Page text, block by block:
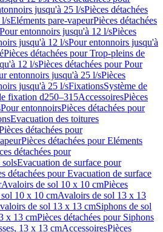
jusqu'à 25 l/sPièces détachées
sEléments pare-vapeurPièces détachées
Pour entonnoirs jusqu'à 12 l/sPièces
jusqu'à 12 l/sPour entonnoirs jusqu'à
Pièces détachées pour Trop-pleins de
12 l/sPièces détachées pour Pour
entonnoirs jusqu'à 25 l/sPièces
jusqu'à 25 l/sFixationsSystème de
fixation d250–315AccessoiresPièces
Pour entonnoirsPièces détachées pour
Evacuation des toitures
détachées pour
Pièces détachées pour Eléments
détachées pour
solsEvacuation de surface pour
détachées pour Evacuation de surface
Avaloirs de sol 10 x 10 cmPièces
10 x 10 cmAvaloirs de sol 13 x 13
de sol 13 x 13 cmSiphons de sol
x 13 cmPièces détachées pour Siphons
13 x 13 cmAccessoiresPièces